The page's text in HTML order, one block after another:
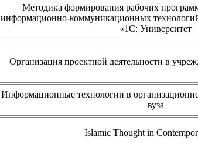
Методика формирования рабочих
информационно-коммуникационных
«1С: Университет
Организация проектной деятельности в
Информационные технологии в
вуза
Islamic Thought in